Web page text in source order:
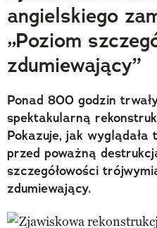
Polecane
angielskiego
„Poziom
zdumiewający”
Ponad 800 godzin
spektakularną
Pokazuje, jak
przed poważną
szczegółowości
zdumiewający.